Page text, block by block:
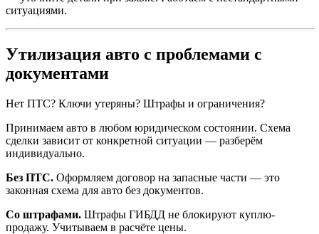
ситуациями.
Утилизация авто с проблемами с
документами
Нет ПТС? Ключи утеряны? Штрафы и ограничения?
Принимаем авто в любом юридическом состоянии. Схема
сделки зависит от конкретной ситуации — разберём
индивидуально.
Без ПТС. Оформляем договор на запасные части — это
законная схема для авто без документов.
Со штрафами. Штрафы ГИБДД не блокируют куплю-
продажу. Учитываем в расчёте цены.